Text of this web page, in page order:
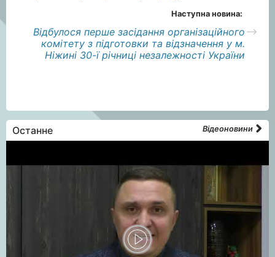
Наступна новина:
Відбулося перше засідання організаційного
комітету з підготовки та відзначення у м.
Ніжині 30-ї річниці незалежності України
Останне Відеоновини